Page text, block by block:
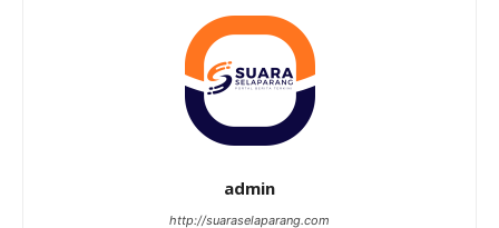
admin
http://suaraselaparang.com